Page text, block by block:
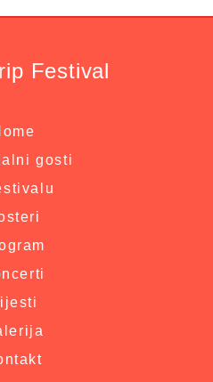
Festival
gosti